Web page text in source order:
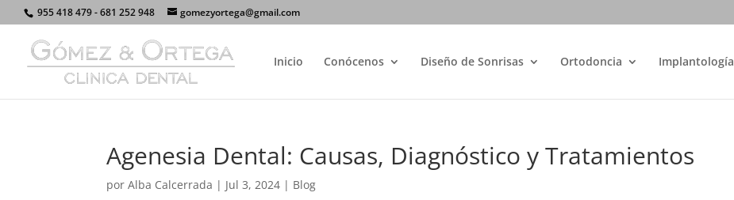
955 418 479 - 681 252 948 gomezyortega@gmail.com
Inicio Conócenos Diseño de Sonrisas Ortodoncia Implantología
Agenesia Dental: Causas, Diagnóstico y Tratamientos
porAlba Calcerrada | Jul 3, 2024 | Blog